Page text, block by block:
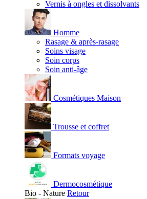
Vernis à ongles et dissolvants
Homme
Rasage & après-rasage
Soins visage
Soin corps
Soin anti-âge
Cosmétiques Maison
Trousse et coffret
Formats voyage
Dermocosmétique
Bio - Nature Retour